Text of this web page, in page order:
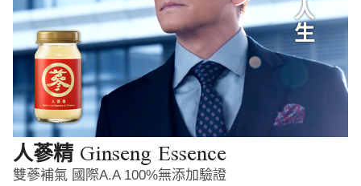
人蔘精 Ginseng Essence
雙蔘補氣 國際A.A 100%無添加驗證